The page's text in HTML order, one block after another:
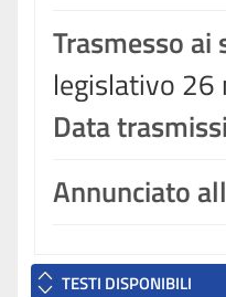
Trasmesso ai
legislativo
Data
Annunciato
TESTI DISPONIBILI